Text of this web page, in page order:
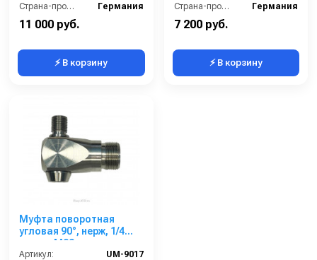
Страна-производитель:
Германия
11 000 руб.
⚡ В корзину
Страна-производитель:
Германия
7 200 руб.
⚡ В корзину
Муфта поворотная
угловая 90°, нерж, 1/4
внеш. -М22 внеш.
Артикул:
UM-9017